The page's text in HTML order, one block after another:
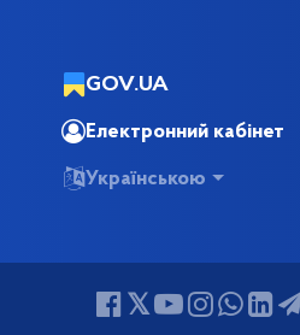
GOV.UA
Електронний кабінет
Українською